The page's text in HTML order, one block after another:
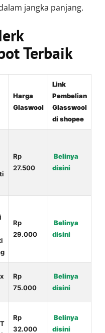
jangka panjang.
Terbaik
Harga
Glaswool
Link
Pembelian
Glasswool
di shopee
Rp
27.500
Belinya
disini
Rp
29.000
Belinya
disini
Rp
75.000
Belinya
disini
Rp
32.000
Belinya
disini